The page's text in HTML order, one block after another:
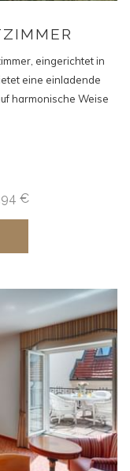
eingerichtet in
eine einladende
harmonische Weise
€